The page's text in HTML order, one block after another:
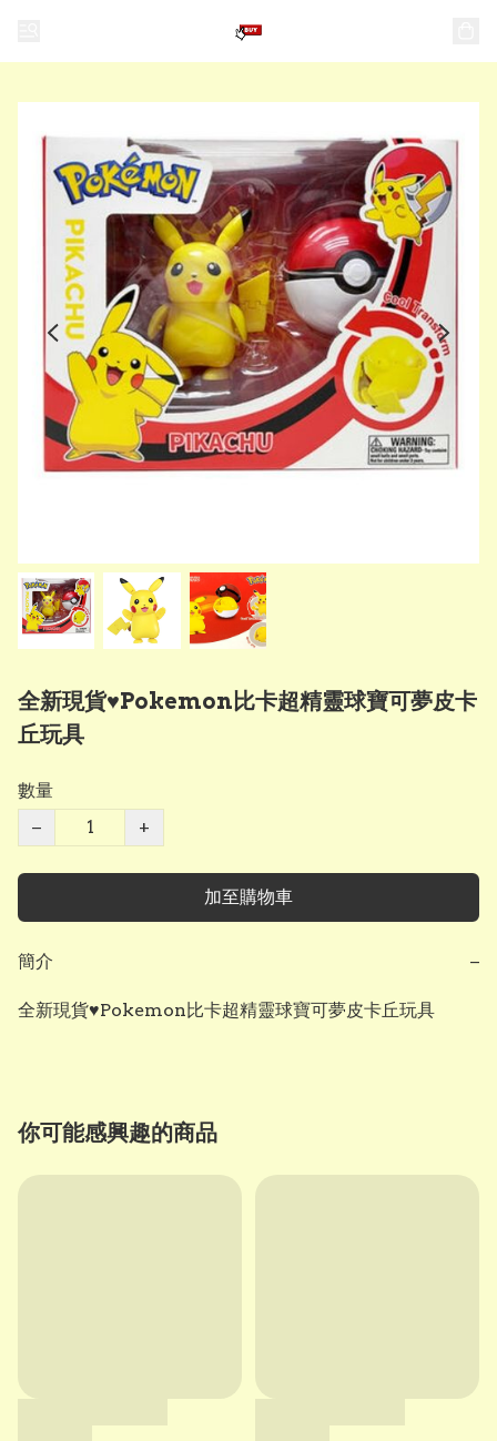
全新現貨♥️Pokemon比卡超精靈球寶可夢皮卡
丘玩具
數量
−
+
加至購物車
簡介 −
全新現貨♥️Pokemon比卡超精靈球寶可夢皮卡丘玩具
你可能感興趣的商品